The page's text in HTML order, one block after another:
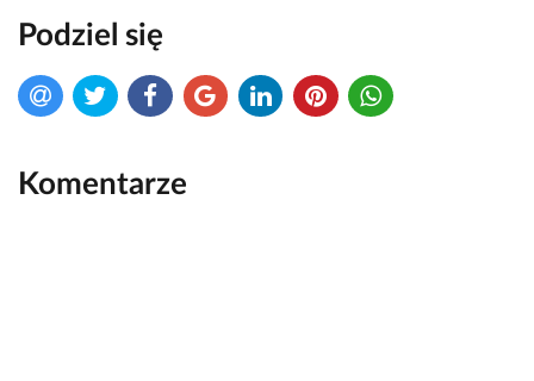
Podziel się
Komentarze